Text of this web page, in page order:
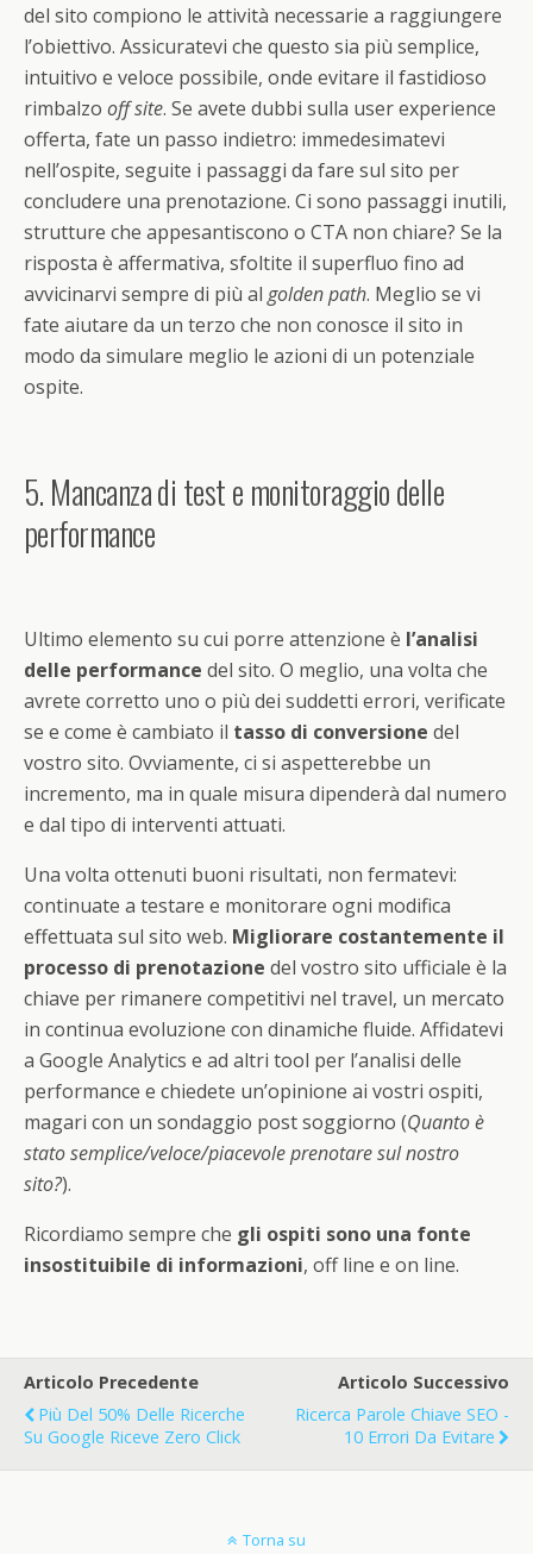
del sito compiono le attività necessarie a raggiungere
l’obiettivo. Assicuratevi che questo sia più semplice,
intuitivo e veloce possibile, onde evitare il fastidioso
rimbalzo off site. Se avete dubbi sulla user experience
offerta, fate un passo indietro: immedesimatevi
nell’ospite, seguite i passaggi da fare sul sito per
concludere una prenotazione. Ci sono passaggi inutili,
strutture che appesantiscono o CTA non chiare? Se la
risposta è affermativa, sfoltite il superfluo fino ad
avvicinarvi sempre di più al golden path. Meglio se vi
fate aiutare da un terzo che non conosce il sito in
modo da simulare meglio le azioni di un potenziale
ospite.
5. Mancanza di test e monitoraggio delle
performance
Ultimo elemento su cui porre attenzione è l’analisi
delle performance del sito. O meglio, una volta che
avrete corretto uno o più dei suddetti errori, verificate
se e come è cambiato il tasso di conversione del
vostro sito. Ovviamente, ci si aspetterebbe un
incremento, ma in quale misura dipenderà dal numero
e dal tipo di interventi attuati.
Una volta ottenuti buoni risultati, non fermatevi:
continuate a testare e monitorare ogni modifica
effettuata sul sito web. Migliorare costantemente il
processo di prenotazione del vostro sito ufficiale è la
chiave per rimanere competitivi nel travel, un mercato
in continua evoluzione con dinamiche fluide. Affidatevi
a Google Analytics e ad altri tool per l’analisi delle
performance e chiedete un’opinione ai vostri ospiti,
magari con un sondaggio post soggiorno (Quanto è
stato semplice/veloce/piacevole prenotare sul nostro
sito?).
Ricordiamo sempre che gli ospiti sono una fonte
insostituibile di informazioni, off line e on line.
Articolo Precedente
Più Del 50% Delle Ricerche
Su Google Riceve Zero Click
Articolo Successivo
Ricerca Parole Chiave SEO -
10 Errori Da Evitare
Torna su